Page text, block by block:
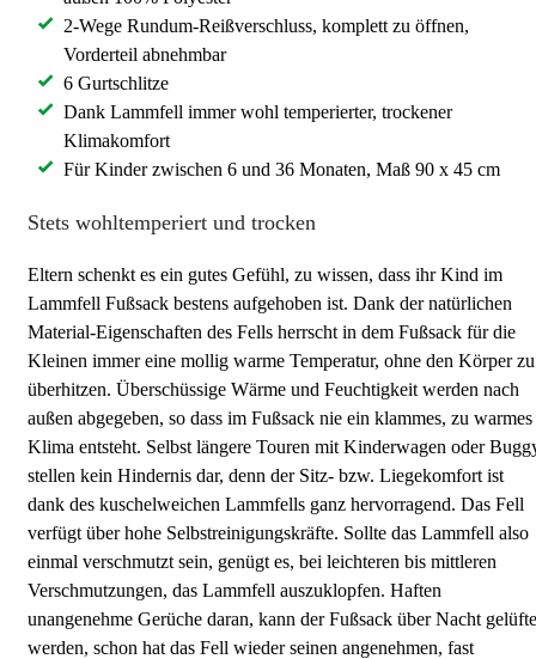
2-Wege Rundum-Reißverschluss, komplett zu öffnen,
Vorderteil abnehmbar
6 Gurtschlitze
Dank Lammfell immer wohl temperierter, trockener
Klimakomfort
Für Kinder zwischen 6 und 36 Monaten, Maß 90 x 45 cm
Stets wohltemperiert und trocken
Eltern schenkt es ein gutes Gefühl, zu wissen, dass ihr Kind im
Lammfell Fußsack bestens aufgehoben ist. Dank der natürlichen
Material-Eigenschaften des Fells herrscht in dem Fußsack für die
Kleinen immer eine mollig warme Temperatur, ohne den Körper zu
überhitzen. Überschüssige Wärme und Feuchtigkeit werden nach
außen abgegeben, so dass im Fußsack nie ein klammes, zu warmes
Klima entsteht. Selbst längere Touren mit Kinderwagen oder
stellen kein Hindernis dar, denn der Sitz- bzw. Liegekomfort ist
dank des kuschelweichen Lammfells ganz hervorragend. Das Fell
verfügt über hohe Selbstreinigungskräfte. Sollte das Lammfell also
einmal verschmutzt sein, genügt es, bei leichteren bis mittleren
Verschmutzungen, das Lammfell auszuklopfen. Haften
unangenehme Gerüche daran, kann der Fußsack über Nacht
werden, schon hat das Fell wieder seinen angenehmen, fast